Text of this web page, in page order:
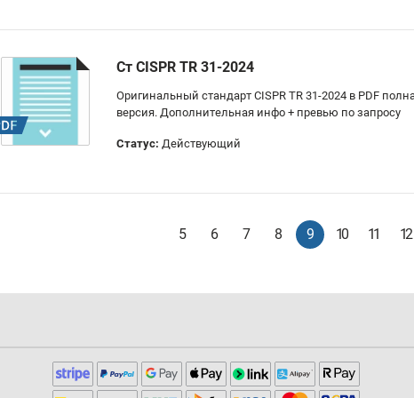
Ст CISPR TR 31-2024
Оригинальный стандарт CISPR TR 31-2024 в PDF
версия. Дополнительная инфо + превью по запросу
Статус: Действующий
5 6 7 8 9 10 11 12